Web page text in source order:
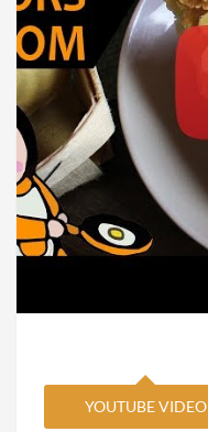
YOUTUBE VIDEO